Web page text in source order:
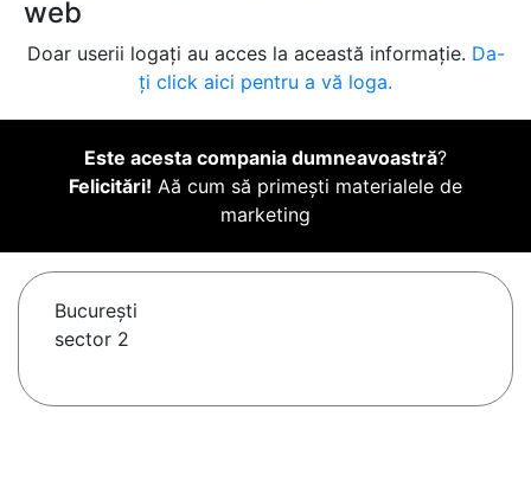
web
Doar userii logați au acces la această informație. Da-
ți click aici pentru a vă loga.
Este acesta compania dumneavoastră?
Felicitări! Aă cum să primești materialele de
marketing
Bucureşti
sector 2